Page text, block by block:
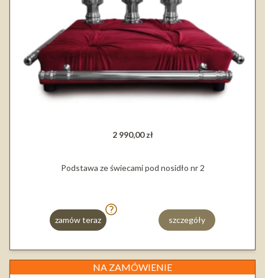
2 990,00 zł
Podstawa ze świecami pod nosidło nr 2
zamów teraz szczegóły
NA ZAMÓWIENIE